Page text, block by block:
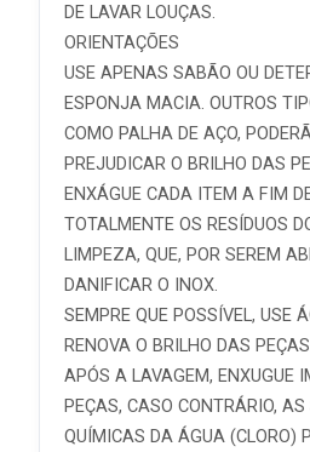
DE LAVAR LOUÇAS.
ORIENTAÇÕES
USE APENAS SABÃO OU
ESPONJA MACIA. OUTROS
COMO PALHA DE AÇO,
PREJUDICAR O BRILHO DAS
ENXÁGUE CADA ITEM A FIM
TOTALMENTE OS RESÍDUOS
LIMPEZA, QUE, POR SEREM
DANIFICAR O INOX.
SEMPRE QUE POSSÍVEL, USE
RENOVA O BRILHO DAS
APÓS A LAVAGEM, ENXUGUE
PEÇAS, CASO CONTRÁRIO,
QUÍMICAS DA ÁGUA (CLORO)